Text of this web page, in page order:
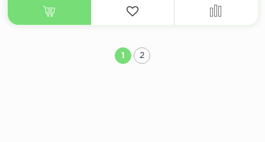
1 2